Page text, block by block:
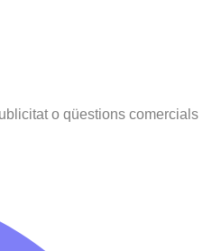
o qüestions comercials